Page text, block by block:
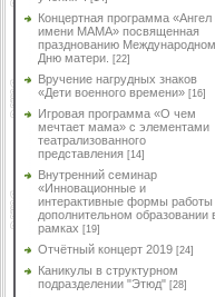
Концертная программа «Ангел
имени МАМА» посвященная
празднованию
Дню матери.
[22]
Вручение нагрудных знаков
«Дети военного времени» [16]
Игровая программа «О чем
мечтает мама» с элементами
театрализованного
представления [14]
Внутренний семинар
«Инновационные и
интерактивные формы работы
дополнительном образовании
рамках [19]
Отчётный концерт 2019 [24]
Каникулы в структурном
подразделении "Этюд" [28]